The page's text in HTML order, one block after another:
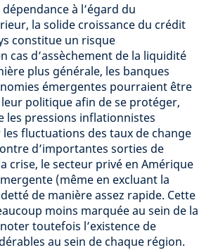
à l’égard du
la solide croissance du crédit
constitue un risque
cas d’assèchement de la liquidité
plus générale, les banques
émergentes pourraient être
politique afin de se protéger,
les pressions inflationnistes
fluctuations des taux de change
d’importantes sorties de
crise, le secteur privé en Amérique
(même en excluant la
de manière assez rapide. Cette
moins marquée au sein de la
toutefois l’existence de
au sein de chaque région.